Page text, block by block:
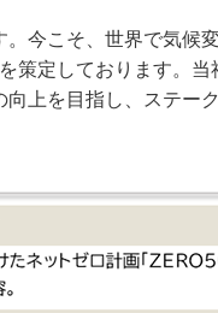
今こそ、世界で気候
定しております。
上を目指し、ステー